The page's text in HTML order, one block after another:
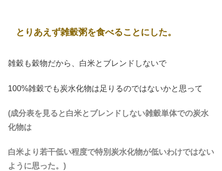
とりあえず雑穀粥を食べることにした。
雑穀も穀物だから、白米とブレンドしないで
100%雑穀でも炭水化物は足りるのではないかと思って
(成分表を見ると白米とブレンドしない雑穀単体での炭水
化物は
白米より若干低い程度で特別炭水化物が低いわけではない
ように思った。)